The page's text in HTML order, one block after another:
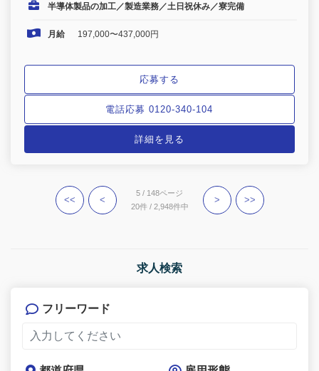
半導体製品の加工／製造業務／土日祝休み／寮完備
月給 197,000〜437,000円
応募する
電話応募 0120-340-104
詳細を見る
<< <
5 / 148ページ
20件 / 2,948件中
> >>
求人検索
フリーワード